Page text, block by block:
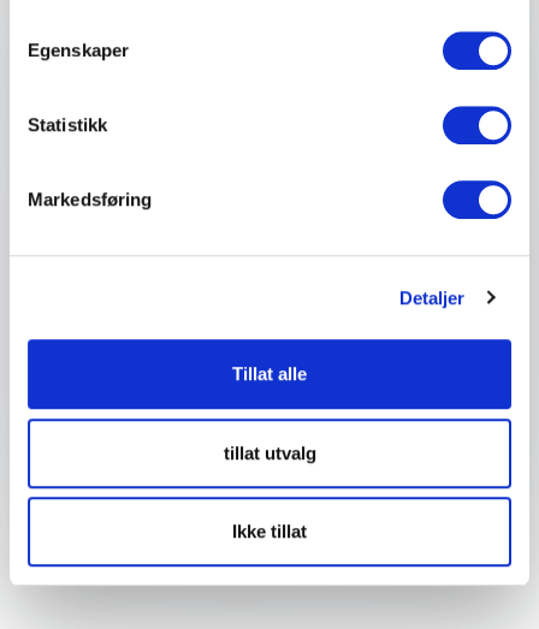
Egenskaper
Statistikk
Markedsføring
Detaljer
Tillat alle
tillat utvalg
Ikke tillat
Telefon
Firma eller organisasjon
Detaljer om ditt arrangement
Send forespørsel